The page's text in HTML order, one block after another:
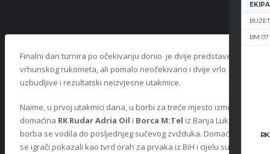
EKIPA
BUZET
BM 07
Finalni dan turnira po očekivanju donio je dvije predstave
vrhunskog rukometa, ali pomalo neočekivano i dvije vrlo
uzbudljive i rezultatski neizvjesne utakmice.
Naime, u prvoj utakmici dana, u borbi za treće mjesto između
domaćina RK Rudar Adria Oil i Borca M:Tel iz Banja Luke
borba se vodila do posljednjeg sučevog zvižduka. Domaći su
se igrači pokazali kao tvrd orah za prvaka iz BiH i cijelu su